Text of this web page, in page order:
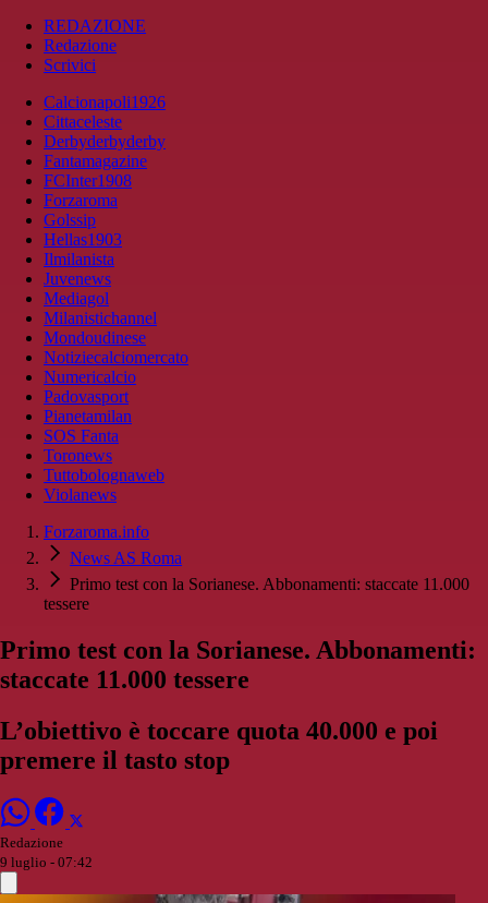
REDAZIONE
Redazione
Scrivici
Calcionapoli1926
Cittaceleste
Derbyderbyderby
Fantamagazine
FCInter1908
Forzaroma
Golssip
Hellas1903
Ilmilanista
Juvenews
Mediagol
Milanistichannel
Mondoudinese
Notiziecalciomercato
Numericalcio
Padovasport
Pianetamilan
SOS Fanta
Toronews
Tuttobolognaweb
Violanews
Forzaroma.info
News AS Roma
Primo test con la Sorianese. Abbonamenti: staccate 11.000
tessere
Primo test con la Sorianese. Abbonamenti:
staccate 11.000 tessere
L’obiettivo è toccare quota 40.000 e poi
premere il tasto stop
Redazione
9 luglio - 07:42